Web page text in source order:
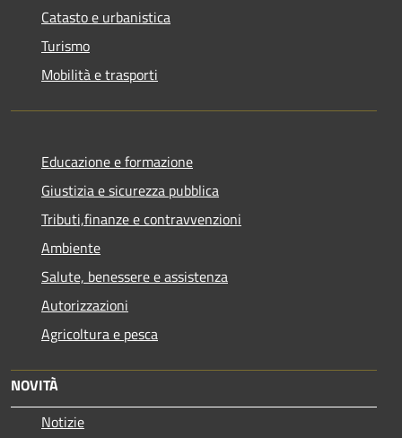
Catasto e urbanistica
Turismo
Mobilità e trasporti
Educazione e formazione
Giustizia e sicurezza pubblica
Tributi,finanze e contravvenzioni
Ambiente
Salute, benessere e assistenza
Autorizzazioni
Agricoltura e pesca
NOVITÀ
Notizie